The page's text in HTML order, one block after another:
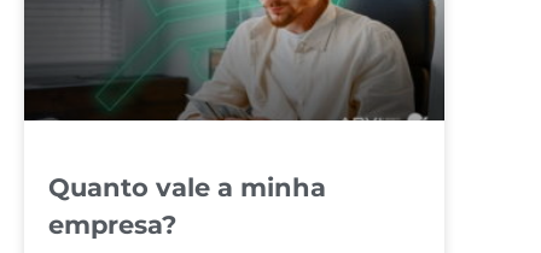
Quanto vale a minha
empresa?